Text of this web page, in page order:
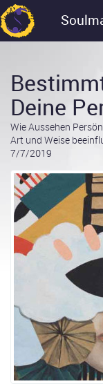
Deine
Wie Aussehen
Art und Weise
7/7/2019